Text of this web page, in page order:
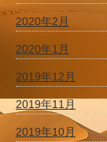
2020年2月
2020年1月
2019年12月
2019年11月
2019年10月